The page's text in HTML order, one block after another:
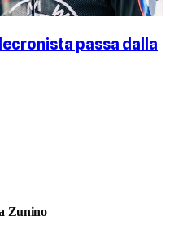
passa dalla
Zunino